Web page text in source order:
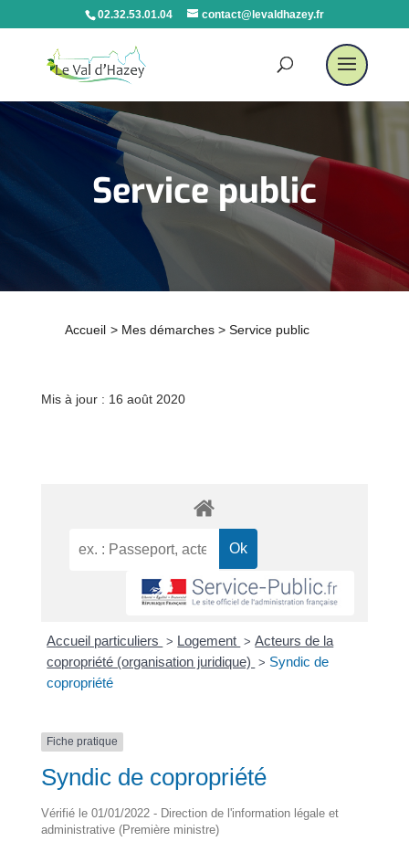
02.32.53.01.04 contact@levaldhazey.fr
Service public
Accueil > Mes démarches > Service public
Mis à jour : 16 août 2020
Accueil particuliers > Logement > Acteurs de la
copropriété (organisation juridique) > Syndic de
copropriété
Fiche pratique
Syndic de copropriété
Vérifié le 01/01/2022 - Direction de l'information légale et
administrative (Première ministre)